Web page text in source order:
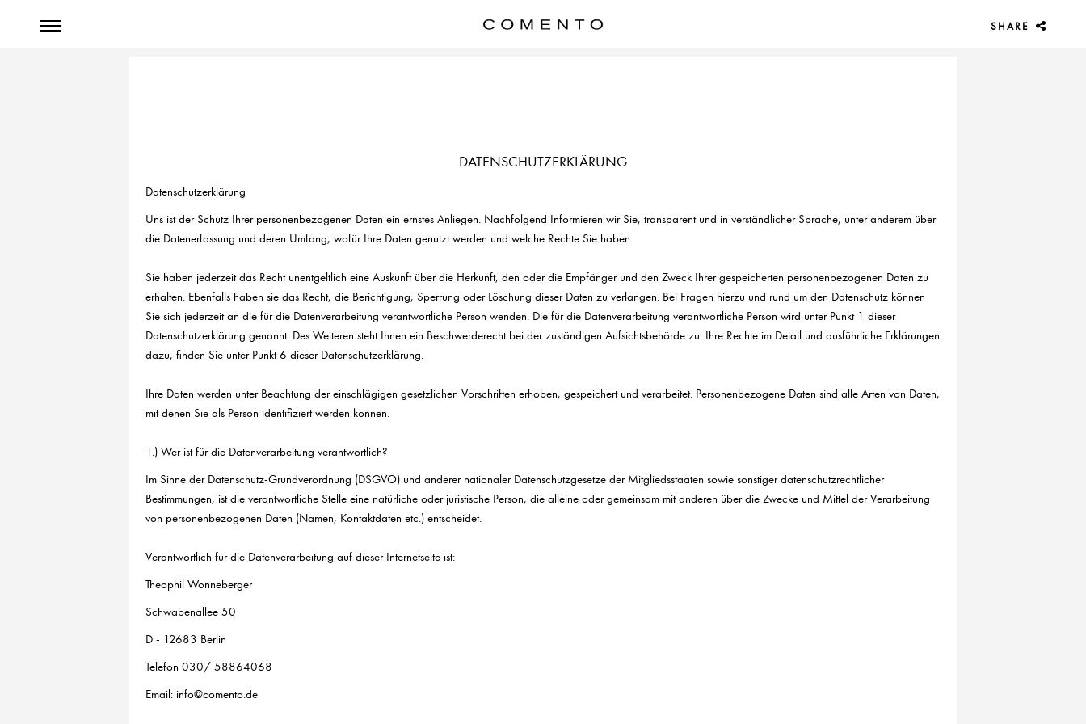
SHARE
DATENSCHUTZERKLÄRUNG
Datenschutzerklärung
Uns ist der Schutz Ihrer personenbezogenen Daten ein ernstes Anliegen. Nachfolgend Informieren wir Sie, transparent und in verständlicher Sprache, unter anderem über
die Datenerfassung und deren Umfang, wofür Ihre Daten genutzt werden und welche Rechte Sie haben.
Sie haben jederzeit das Recht unentgeltlich eine Auskunft über die Herkunft, den oder die Empfänger und den Zweck Ihrer gespeicherten personenbezogenen Daten zu
erhalten. Ebenfalls haben sie das Recht, die Berichtigung, Sperrung oder Löschung dieser Daten zu verlangen. Bei Fragen hierzu und rund um den Datenschutz können
Sie sich jederzeit an die für die Datenverarbeitung verantwortliche Person wenden. Die für die Datenverarbeitung verantwortliche Person wird unter Punkt 1 dieser
Datenschutzerklärung genannt. Des Weiteren steht Ihnen ein Beschwerderecht bei der zuständigen Aufsichtsbehörde zu. Ihre Rechte im Detail und ausführliche Erklärungen
dazu, finden Sie unter Punkt 6 dieser Datenschutzerklärung.
Ihre Daten werden unter Beachtung der einschlägigen gesetzlichen Vorschriften erhoben, gespeichert und verarbeitet. Personenbezogene Daten sind alle Arten von Daten,
mit denen Sie als Person identifiziert werden können.
1.) Wer ist für die Datenverarbeitung verantwortlich?
Im Sinne der Datenschutz-Grundverordnung (DSGVO) und anderer nationaler Datenschutzgesetze der Mitgliedsstaaten sowie sonstiger datenschutzrechtlicher
Bestimmungen, ist die verantwortliche Stelle eine natürliche oder juristische Person, die alleine oder gemeinsam mit anderen über die Zwecke und Mittel der Verarbeitung
von personenbezogenen Daten (Namen, Kontaktdaten etc.) entscheidet.
Verantwortlich für die Datenverarbeitung auf dieser Internetseite ist:
Theophil Wonneberger
Schwabenallee 50
D - 12683 Berlin
Telefon 030/ 58864068
Email: info@comento.de